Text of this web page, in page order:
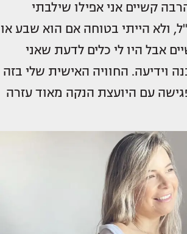
קשיים אני אפילו שילבתי
ולא הייתי בטוחה אם הוא שבע או
אבל היו לי כלים לדעת שאני
וידיעה. החוויה האישית שלי בזה
עם היועצת הנקה מאוד עזרה